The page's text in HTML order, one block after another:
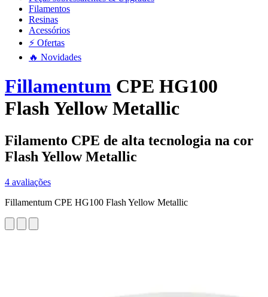
Filamentos
Resinas
Acessórios
⚡ Ofertas
🔥 Novidades
Fillamentum CPE HG100
Flash Yellow Metallic
Filamento CPE de alta tecnologia na cor
Flash Yellow Metallic
4 avaliações
Fillamentum CPE HG100 Flash Yellow Metallic